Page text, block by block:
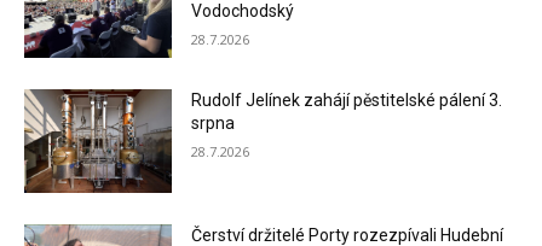
Vodochodský
28.7.2026
Rudolf Jelínek zahájí pěstitelské pálení 3.
srpna
28.7.2026
Čerství držitelé Porty rozezpívali Hudební